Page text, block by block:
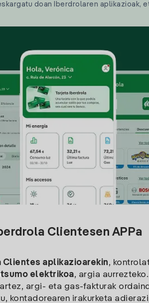
doan Iberdrolaren aplikazioak,
Clientesen APPa
Clientes aplikazioarekin,
elektrikoa, argia
argi- eta gas-fakturak
kontadorearen irakurketa